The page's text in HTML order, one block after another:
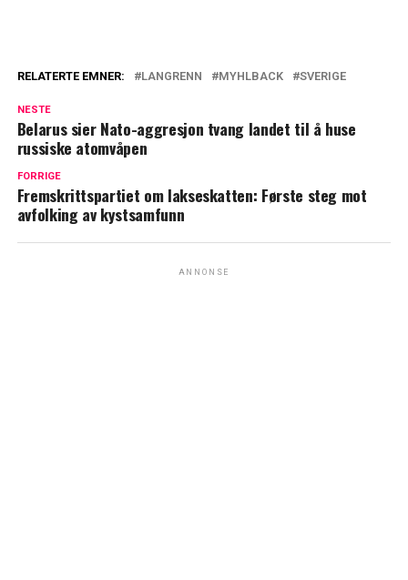
RELATERTE EMNER: LANGRENN MYHLBACK SVERIGE
NESTE
Belarus sier Nato-aggresjon tvang landet til å huse
russiske atomvåpen
FORRIGE
Fremskrittspartiet om lakseskatten: Første steg mot
avfolking av kystsamfunn
ANNONSE